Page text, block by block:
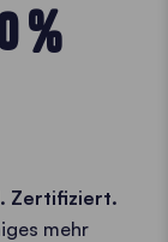
%
Zertifiziert.
mehr